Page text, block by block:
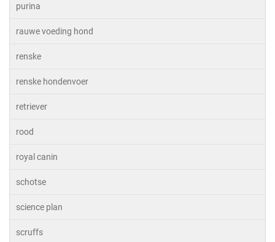
purina
rauwe voeding hond
renske
renske hondenvoer
retriever
rood
royal canin
schotse
science plan
scruffs